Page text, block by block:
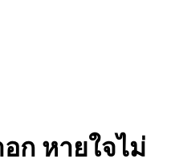
ก หายใจไม่